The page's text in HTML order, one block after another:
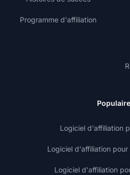
Programme d'affiliation
Populaire
Logiciel d'affiliation
Logiciel d'affiliation pour
Logiciel d'affiliation